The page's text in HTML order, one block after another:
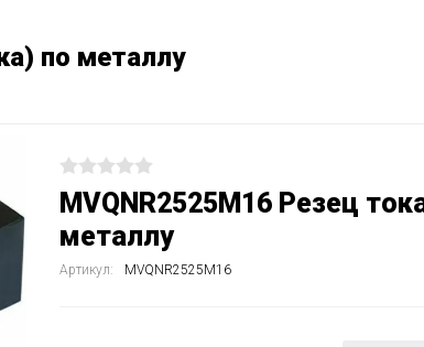
по металлу
MVQNR2525M16 Резец
металлу
Артикул: MVQNR2525M16